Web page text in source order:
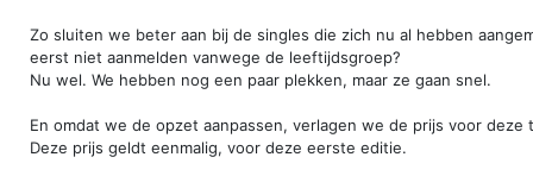
Zo sluiten we beter aan bij de singles die zich nu al hebben
eerst niet aanmelden vanwege de leeftijdsgroep?
Nu wel. We hebben nog een paar plekken, maar ze gaan snel.
En omdat we de opzet aanpassen, verlagen we de prijs voor deze
Deze prijs geldt eenmalig, voor deze eerste editie.